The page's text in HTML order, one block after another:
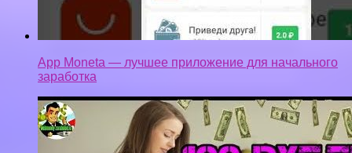
App Moneta — лучшее приложение для начального
заработка